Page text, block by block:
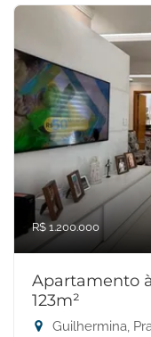
R$ 1.200.000
Apartamento
123m²
Guilhermina,